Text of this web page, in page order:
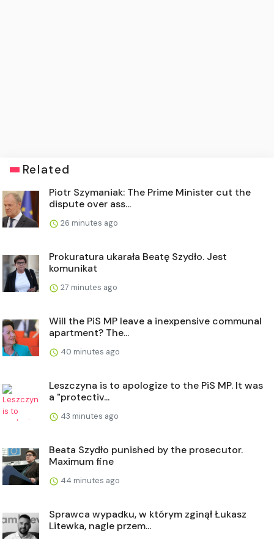
Related
Piotr Szymaniak: The Prime Minister cut the
dispute over ass...
26 minutes ago
Prokuratura ukarała Beatę Szydło. Jest
komunikat
27 minutes ago
Will the PiS MP leave a inexpensive communal
apartment? The...
40 minutes ago
Leszczyna is to apologize to the PiS MP. It was
a "protectiv...
43 minutes ago
Beata Szydło punished by the prosecutor.
Maximum fine
44 minutes ago
Sprawca wypadku, w którym zginął Łukasz
Litewka, nagle przem...